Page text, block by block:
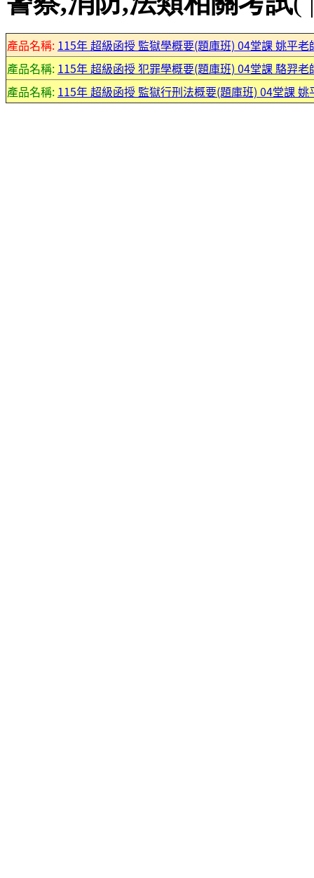
產品名稱: 115年 超級函授 監獄學概要(題庫班) 04堂課 姚平老
產品名稱: 115年 超級函授 犯罪學概要(題庫班) 04堂課 駱羿老
產品名稱: 115年 超級函授 監獄行刑法概要(題庫班) 04堂課 姚